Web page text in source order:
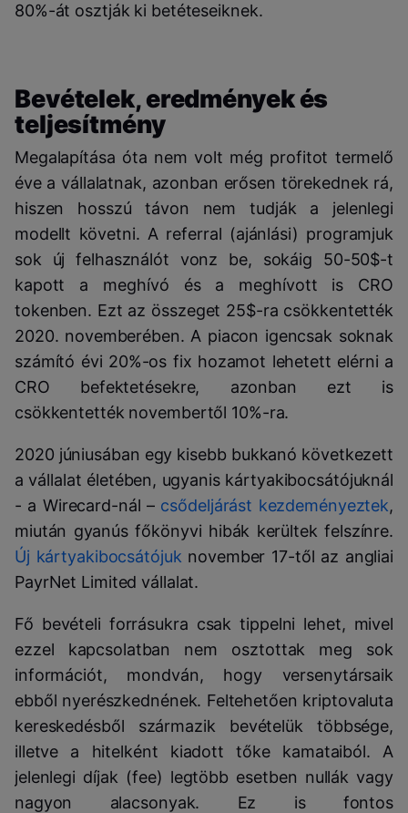
80%-át osztják ki betéteseiknek.
Bevételek, eredmények és
teljesítmény
Megalapítása óta nem volt még profitot termelő
éve a vállalatnak, azonban erősen törekednek rá,
hiszen hosszú távon nem tudják a jelenlegi
modellt követni. A referral (ajánlási) programjuk
sok új felhasználót vonz be, sokáig 50-50$-t
kapott a meghívó és a meghívott is CRO
tokenben. Ezt az összeget 25$-ra csökkentették
2020. novemberében. A piacon igencsak soknak
számító évi 20%-os fix hozamot lehetett elérni a
CRO befektetésekre, azonban ezt is
csökkentették novembertől 10%-ra.
2020 júniusában egy kisebb bukkanó következett
a vállalat életében, ugyanis kártyakibocsátójuknál
- a Wirecard-nál – csődeljárást kezdeményeztek,
miután gyanús főkönyvi hibák kerültek felszínre.
Új kártyakibocsátójuk november 17-től az angliai
PayrNet Limited vállalat.
Fő bevételi forrásukra csak tippelni lehet, mivel
ezzel kapcsolatban nem osztottak meg sok
információt, mondván, hogy versenytársaik
ebből nyerészkednének. Feltehetően kriptovaluta
kereskedésből származik bevételük többsége,
illetve a hitelként kiadott tőke kamataiból. A
jelenlegi díjak (fee) legtöbb esetben nullák vagy
nagyon alacsonyak. Ez is fontos